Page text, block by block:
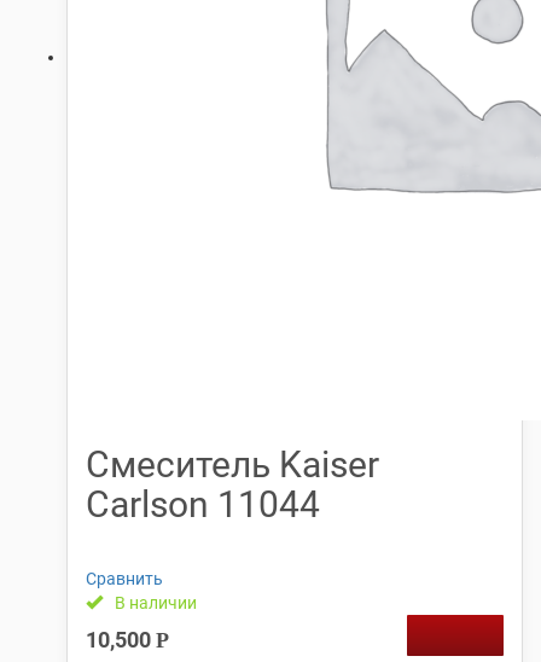
Смеситель Kaiser
Carlson 11044
Сравнить
В наличии
10,500 Р